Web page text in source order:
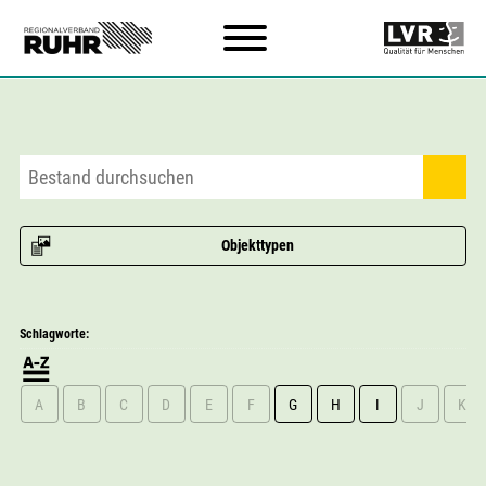
Objekttypen
Schlagworte:
A B C D E F G H I J K